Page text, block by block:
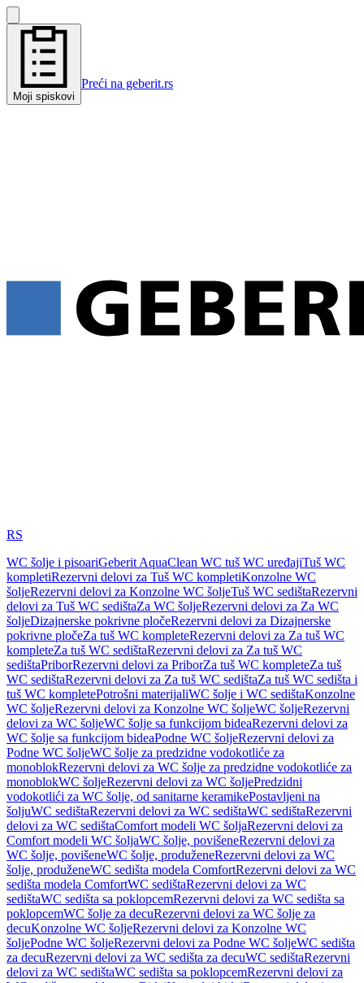
Moji spiskovi
Preći na geberit.rs
RS
WC šolje i pisoariGeberit AquaClean WC tuš WC uređajiTuš WC
kompletiRezervni delovi za Tuš WC kompletiKonzolne WC
šoljeRezervni delovi za Konzolne WC šoljeTuš WC sedištaRezervni
delovi za Tuš WC sedištaZa WC šoljeRezervni delovi za Za WC
šoljeDizajnerske pokrivne pločeRezervni delovi za Dizajnerske
pokrivne pločeZa tuš WC kompleteRezervni delovi za Za tuš WC
kompleteZa tuš WC sedištaRezervni delovi za Za tuš WC
sedištaPriborRezervni delovi za PriborZa tuš WC kompleteZa tuš
WC sedištaRezervni delovi za Za tuš WC sedištaZa tuš WC sedišta i
tuš WC kompletePotrošni materijaliWC šolje i WC sedištaKonzolne
WC šoljeRezervni delovi za Konzolne WC šoljeWC šoljeRezervni
delovi za WC šoljeWC šolje sa funkcijom bideaRezervni delovi za
WC šolje sa funkcijom bideaPodne WC šoljeRezervni delovi za
Podne WC šoljeWC šolje za predzidne vodokotliće za
monoblokRezervni delovi za WC šolje za predzidne vodokotliće za
monoblokWC šoljeRezervni delovi za WC šoljePredzidni
vodokotlići za WC šolje, od sanitarne keramikePostavljeni na
šoljuWC sedištaRezervni delovi za WC sedištaWC sedištaRezervni
delovi za WC sedištaComfort modeli WC šoljaRezervni delovi za
Comfort modeli WC šoljaWC šolje, povišeneRezervni delovi za
WC šolje, povišeneWC šolje, produženeRezervni delovi za WC
šolje, produženeWC sedišta modela ComfortRezervni delovi za WC
sedišta modela ComfortWC sedištaRezervni delovi za WC
sedištaWC sedišta sa poklopcemRezervni delovi za WC sedišta sa
poklopcemWC šolje za decuRezervni delovi za WC šolje za
decuKonzolne WC šoljeRezervni delovi za Konzolne WC
šoljePodne WC šoljeRezervni delovi za Podne WC šoljeWC sedišta
za decuRezervni delovi za WC sedišta za decuWC sedištaRezervni
delovi za WC sedištaWC sedišta sa poklopcemRezervni delovi za